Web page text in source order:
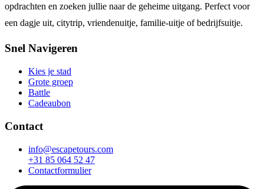
opdrachten en zoeken jullie naar de geheime uitgang. Perfect voor
een dagje uit, citytrip, vriendenuitje, familie-uitje of bedrijfsuitje.
Snel Navigeren
Kies je stad
Grote groep
Battle
Cadeaubon
Contact
info@escapetours.com
+31 85 064 52 47
Contactformulier